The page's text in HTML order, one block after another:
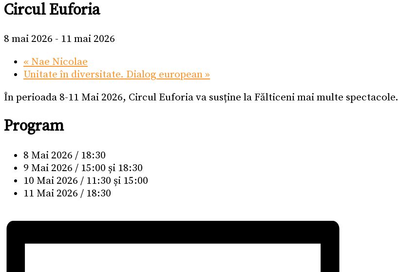
Circul Euforia
8 mai 2026 - 11 mai 2026
« Nae Nicolae
Unitate în diversitate. Dialog european»
În perioada 8-11 Mai 2026, Circul Euforia va susține la Fălticeni mai multe spectacole.
Program
8 Mai 2026 / 18:30
9 Mai 2026 / 15:00 și 18:30
10 Mai 2026 / 11:30 și 15:00
11 Mai 2026 / 18:30